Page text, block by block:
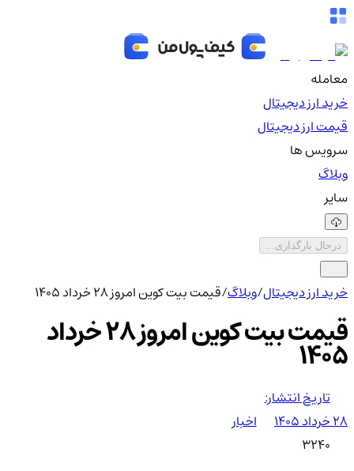
معامله
خرید ارز دیجیتال
قیمت ارز دیجیتال
سرویس ها
وبلاگ
سایر
درحال بارگذاری...
خرید ارز دیجیتال/وبلاگ/قیمت بیت کوین امروز ۲۸ خرداد ۱۴۰۵
قیمت بیت کوین امروز ۲۸ خرداد
۱۴۰۵
تاریخ انتشار:
۲۸ خرداد ۱۴۰۵
اخبار
3240